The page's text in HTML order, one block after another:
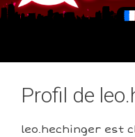
Profil de
leo.hechinger est